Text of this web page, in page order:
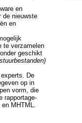
en
de nieuwste
en
te verzamelen
geschikt
De
op in
vorm, die
rapportage-
MHTML.